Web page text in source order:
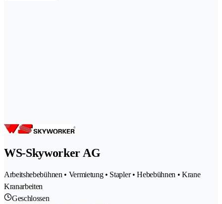
WS-Skyworker AG
Arbeitshebebühnen • Vermietung • Stapler • Hebebühnen • Krane
Kranarbeiten
Geschlossen